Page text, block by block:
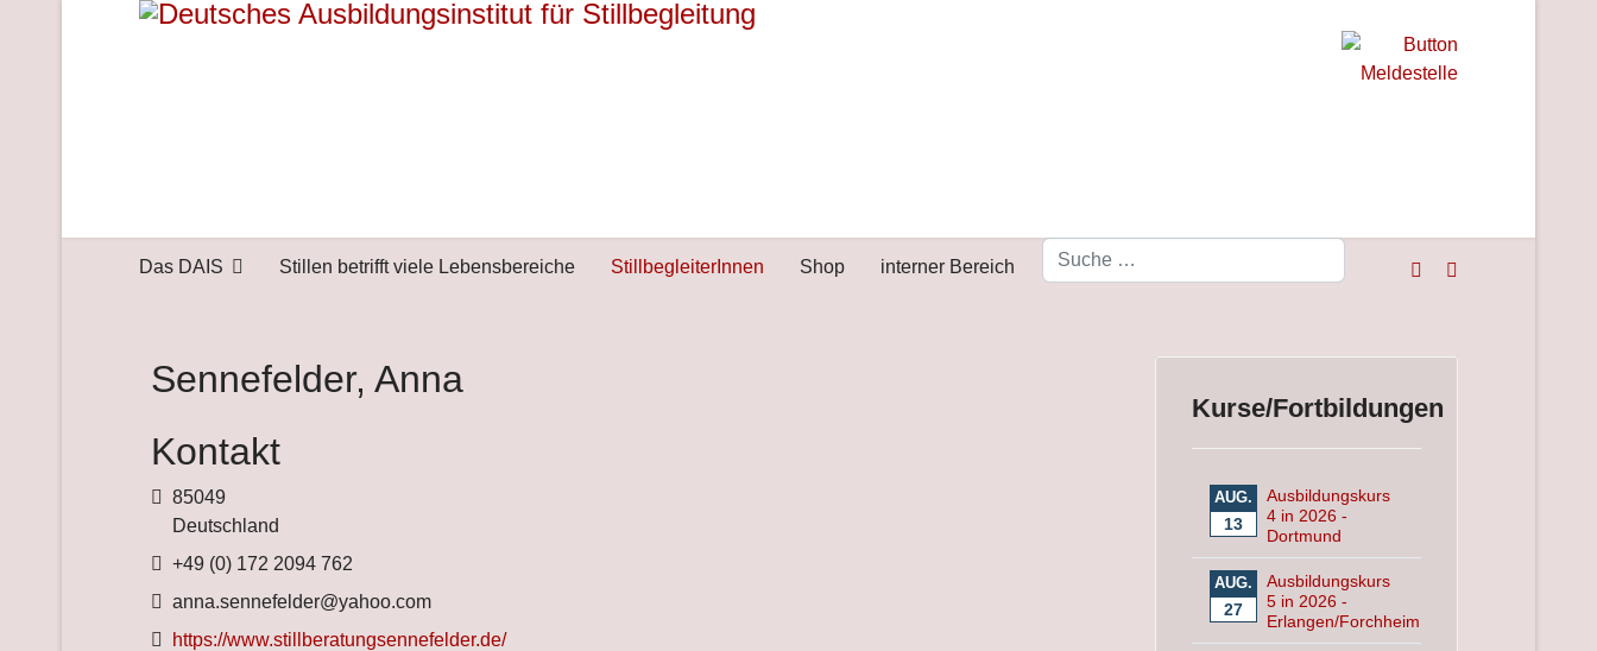
Das DAIS Stillen betrifft viele Lebensbereiche StillbegleiterInnen Shop interner Bereich
Sennefelder, Anna
Kontakt
Adresse
85049
Deutschland
Telefon
+49 (0) 172 2094 762
Fax
anna.sennefelder@yahoo.com
Website
https://www.stillberatungsennefelder.de/
Kurse/Fortbildungen
AUG.
13
Ausbildungskurs
4 in 2026 -
Dortmund
AUG.
27
Ausbildungskurs
5 in 2026 -
Erlangen/Forchheim